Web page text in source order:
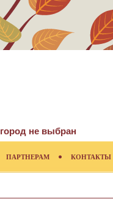
город не выбран
ПАРТНЕРАМ КОНТАКТЫ